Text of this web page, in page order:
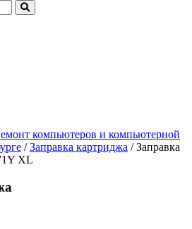
компьютеров и компьютерной
/ Заправка картриджа / Заправка
XL